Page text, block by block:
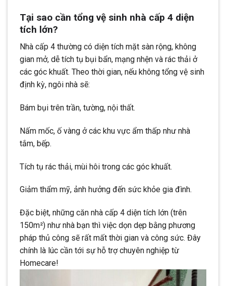
Tại sao cần tổng vệ sinh nhà cấp 4 diện
tích lớn?
Nhà cấp 4 thường có diện tích mặt sàn rộng, không
gian mở, dễ tích tụ bụi bẩn, mạng nhện và rác thải ở
các góc khuất. Theo thời gian, nếu không tổng vệ sinh
định kỳ, ngôi nhà sẽ:
Bám bụi trên trần, tường, nội thất.
Nấm mốc, ố vàng ở các khu vực ẩm thấp như nhà
tắm, bếp.
Tích tụ rác thải, mùi hôi trong các góc khuất.
Giảm thẩm mỹ, ảnh hưởng đến sức khỏe gia đình.
Đặc biệt, những căn nhà cấp 4 diện tích lớn (trên
150m²) như nhà bạn thì việc dọn dẹp bằng phương
pháp thủ công sẽ rất mất thời gian và công sức. Đây
chính là lúc cần tới sự hỗ trợ chuyên nghiệp từ
Homecare!